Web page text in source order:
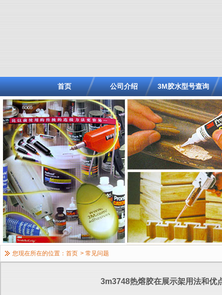
首页 公司介绍 3M胶水型号查询
您现在所在的位置： 首页 > 常见问题
3m3748热熔胶在展示架用法和优